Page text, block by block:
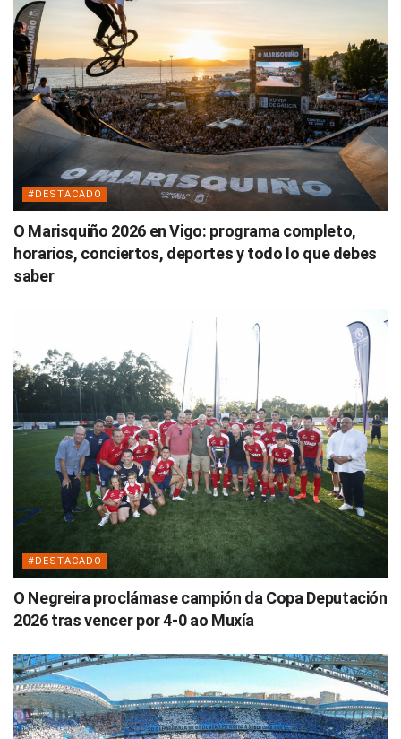
#DESTACADO
O Marisquiño 2026 en Vigo: programa completo,
horarios, conciertos, deportes y todo lo que debes
saber
#DESTACADO
O Negreira proclámase campión da Copa Deputación
2026 tras vencer por 4-0 ao Muxía